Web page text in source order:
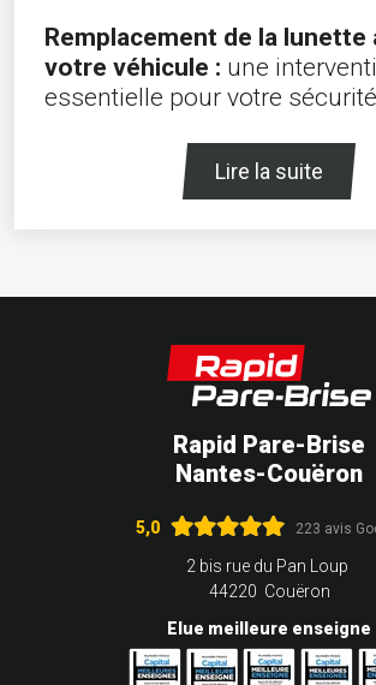
Remplacement de la lunette
votre véhicule : une
essentielle pour votre sécurité
Lire la suite
Rapid Pare-Brise
Nantes-Couëron
5,0 223 avis
2 bis rue du Pan Loup
44220 Couëron
Elue meilleure enseigne